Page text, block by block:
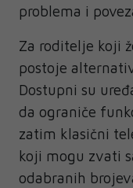
problema i
Za roditelje koji
postoje
Dostupni su
da ograniče
zatim klasični
koji mogu zvati
odabranih